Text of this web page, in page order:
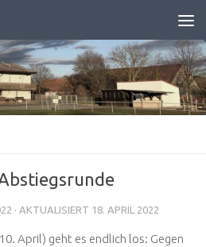
· AKTUALISIERT 18. APRIL 2022
April) geht es endlich los: Gegen